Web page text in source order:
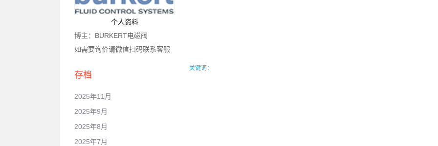
关键词：
个人资料
博主：BURKERT电磁阀
如需要询价请微信扫码联系客服
存档
2025年11月
2025年9月
2025年8月
2025年7月